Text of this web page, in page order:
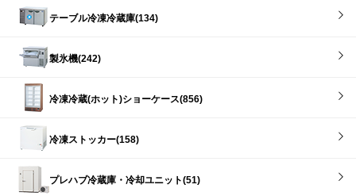
テーブル冷凍冷蔵庫(134)
製氷機(242)
冷凍冷蔵(ホット)ショーケース(856)
冷凍ストッカー(158)
プレハブ冷蔵庫・冷却ユニット(51)